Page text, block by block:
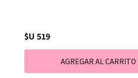
$U 519